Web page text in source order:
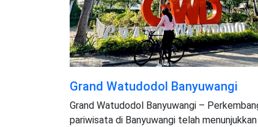
Grand Watudodol Banyuwangi
Grand Watudodol Banyuwangi –
pariwisata di Banyuwangi telah